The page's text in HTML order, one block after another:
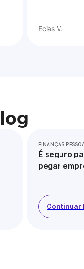
Ecias V.
FINANÇAS
É seguro
pegar
Continuar